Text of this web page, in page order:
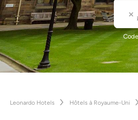
Leonardo Hotels Hôtels à Royaume-Uni